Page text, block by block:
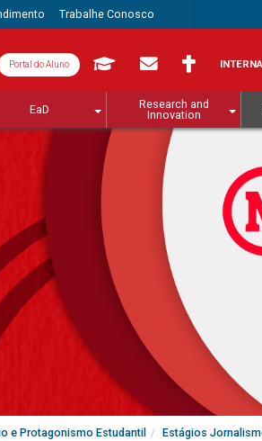
Trabalhe Conosco
Portal do Aluno
EaD
Research and
Innovation
e Protagonismo Estudantil Estágios